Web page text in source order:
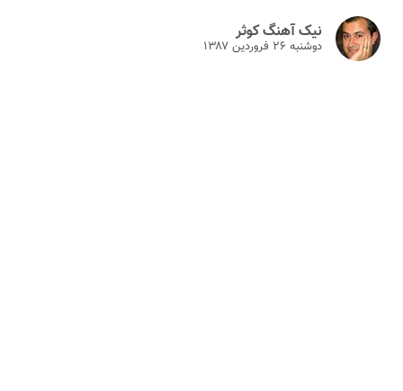
نیک آهنگ کوثر
دوشنبه ۲۶ فروردين ۱۳۸۷